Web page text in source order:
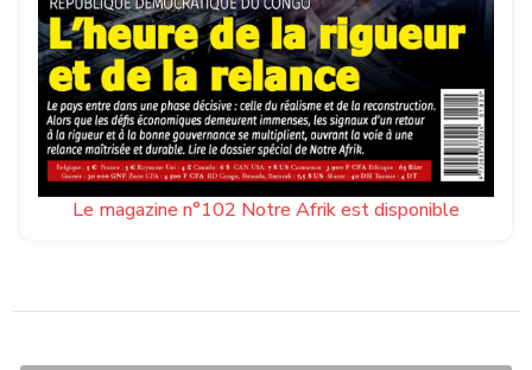
Le magazine n°102 Notre Afrik est disponible